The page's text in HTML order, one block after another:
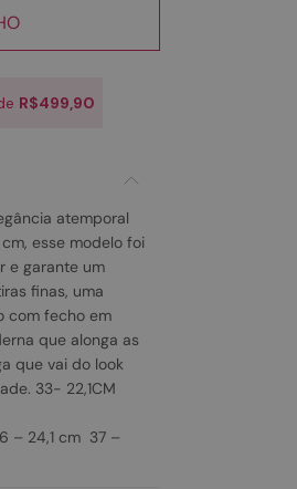
R$499,90
atemporal
esse modelo foi
e garante um
finas, uma
com fecho em
que alonga as
que vai do look
33- 22,1CM
– 24,1 cm 37 –